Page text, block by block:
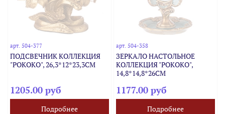
арт.504-377
ПОДСВЕЧНИК КОЛЛЕКЦИЯ
"РОКОКО", 26,3*12*23,3CM
1205.00 руб
Подробнее
арт. 504-358
ЗЕРКАЛО НАСТОЛЬНОЕ
КОЛЛЕКЦИЯ "РОКОКО",
14,8*14,8*26CM
1177.00 руб
Подробнее